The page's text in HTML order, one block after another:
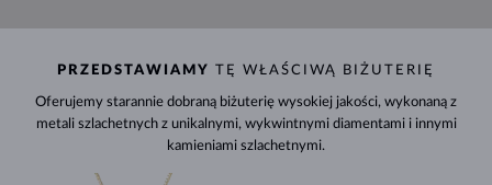
PRZEDSTAWIAMY TĘ WŁAŚCIWĄ BIŻUTERIĘ
Oferujemy starannie dobraną biżuterię wysokiej jakości, wykonaną z
metali szlachetnych z unikalnymi, wykwintnymi diamentami i innymi
kamieniami szlachetnymi.